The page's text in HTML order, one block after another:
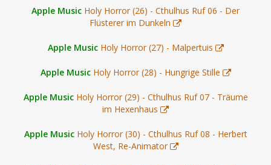
Apple Music Holy Horror (26) - Cthulhus Ruf 06 - Der
Flüsterer im Dunkeln
Apple Music Holy Horror (27) - Malpertuis
Apple Music Holy Horror (28) - Hungrige Stille
Apple Music Holy Horror (29) - Cthulhus Ruf 07 - Träume
im Hexenhaus
Apple Music Holy Horror (30) - Cthulhus Ruf 08 - Herbert
West, Re-Animator